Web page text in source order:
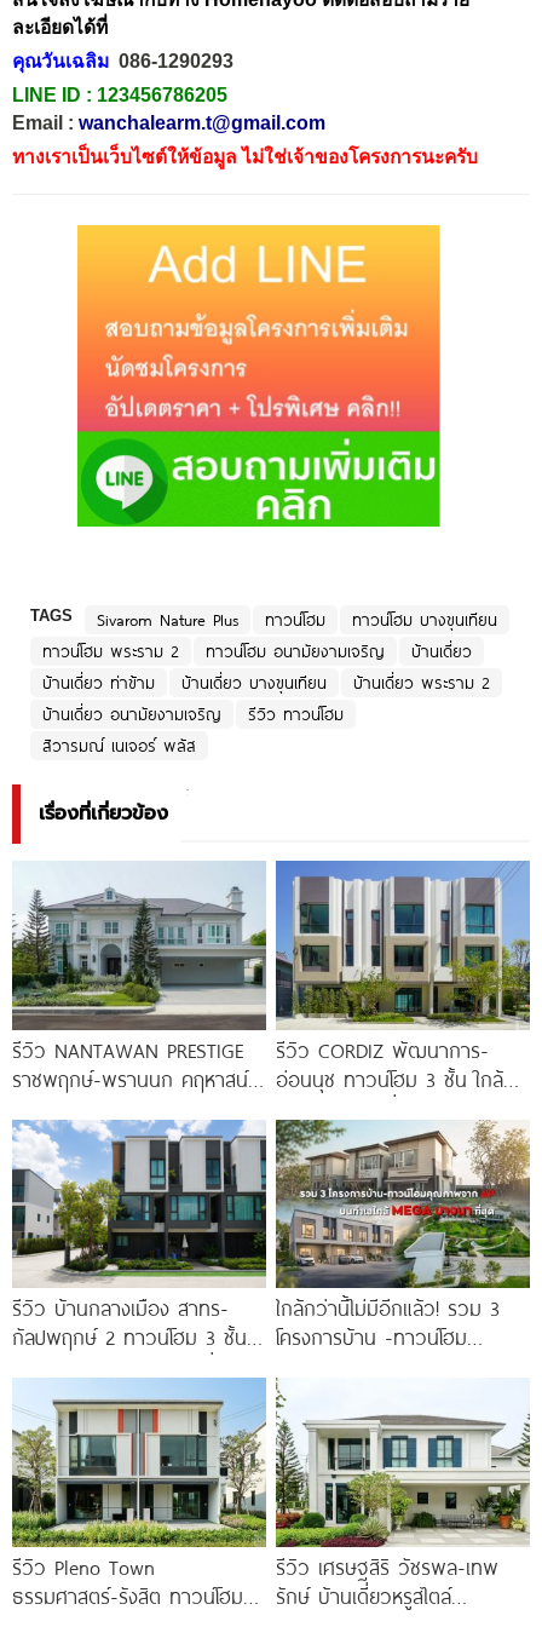
ละเอียดได้ที่
คุณวันเฉลิม 086-1290293
LINE ID : 123456786205
Email : wanchalearm.t@gmail.com
ทางเราเป็นเว็บไซต์ให้ข้อมูล ไม่ใช่เจ้าของโครงการนะครับ
TAGS Sivarom Nature Plus ทาวน์โฮม
ทาวน์โฮม บางขุนเทียน
ทาวน์โฮม พระราม 2
ทาวน์โฮม อนามัยงามเจริญ
บ้านเดี่ยว
บ้านเดี่ยว ท่าข้าม
บ้านเดี่ยว บางขุนเทียน
บ้านเดี่ยว พระราม 2
บ้านเดี่ยว อนามัยงามเจริญ
รีวิว ทาวน์โฮม
สิวารมณ์ เนเจอร์ พลัส
เรื่องที่เกี่ยวข้อง
รีวิว NANTAWAN PRESTIGE
ราชพฤกษ์-พรานนก คฤหาสน์
เริ่ม
รีวิว CORDIZ พัฒนาการ-
อ่อนนุช ทาวน์โฮม 3 ชั้น ใกล้
ทองหล่อ
รีวิว บ้านกลางเมือง สาทร-
กัลปพฤกษ์ 2 ทาวน์โฮม 3 ชั้น
สาทร เพียง
ใกล้กว่านี้ไม่มีอีกแล้ว! รวม 3
โครงการบ้าน -ทาวน์โฮม
MEGA บางนา เพียง
รีวิว Pleno Town
ธรรมศาสตร์-รังสิต ทาวน์โฮม
รีวิว เศรษฐสิริ วัชรพล-เทพ
รักษ์ บ้านเดี่ยวหรูสไตล์